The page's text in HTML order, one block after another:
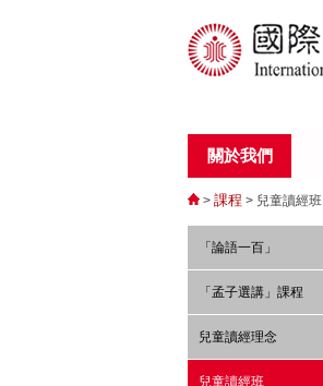
關於我們
> 課程 > 兒童讀經班
「論語一百」
「孟子選講」課程
兒童讀經理念
兒童讀經班